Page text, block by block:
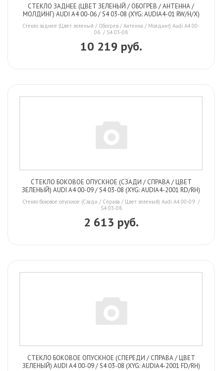
СТЕКЛО ЗАДНЕЕ (ЦВЕТ ЗЕЛЕНЫЙ / ОБОГРЕВ / АНТЕННА /
МОЛДИНГ) AUDI A4 00-06 / S4 03-08 (XYG: AUDIA4-01 RW/H/X)
Стекло заднее (Цвет зеленый / Обогрев / Антенна / Молдинг) Audi A4 00-
06 / S4 03-08
10 219 руб.
СТЕКЛО БОКОВОЕ ОПУСКНОЕ (СЗАДИ / СПРАВА / ЦВЕТ
ЗЕЛЕНЫЙ) AUDI A4 00-09 / S4 03-08 (XYG: AUDIA4-2001 RD/RH)
Стекло боковое опускное (Сзади / Справа / Цвет зеленый) Audi A4 00-09 /
S4 03-08
2 613 руб.
СТЕКЛО БОКОВОЕ ОПУСКНОЕ (СПЕРЕДИ / СПРАВА / ЦВЕТ
ЗЕЛЕНЫЙ) AUDI A4 00-09 / S4 03-08 (XYG: AUDIA4-2001 FD/RH)